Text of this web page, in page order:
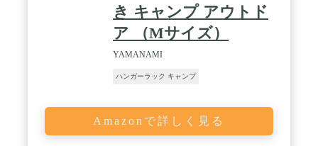
き キャンプ アウトド
ア （Mサイズ）
YAMANAMI
ハンガーラック キャンプ
Amazonで詳しく見る